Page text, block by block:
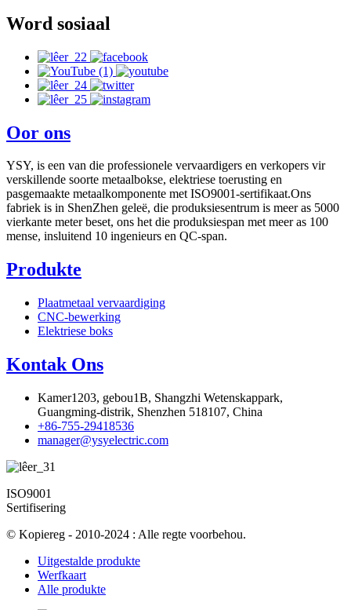
Word sosiaal
Oor ons
YSY, is een van die professionele vervaardigers en verkopers vir
verskillende soorte metaalbokse, elektriese toerusting en
pasgemaakte metaalkomponente met ISO9001-sertifikaat.Ons
fabriek is in ShenZhen geleë, die produksiesentrum is meer as 5000
vierkante meter beset, ons het die produksiespan met meer as 100
mense, insluitend 10 ingenieurs en QC-span.
Produkte
Plaatmetaal vervaardiging
CNC-bewerking
Elektriese boks
Kontak Ons
Kamer1203, gebou1B, Shangzhi Wetenskappark,
Guangming-distrik, Shenzhen 518107, China
+86-755-29418536
manager@ysyelectric.com
ISO9001
Sertifisering
© Kopiereg - 2010-2024 : Alle regte voorbehou.
Uitgestalde produkte
Werfkaart
Alle produkte